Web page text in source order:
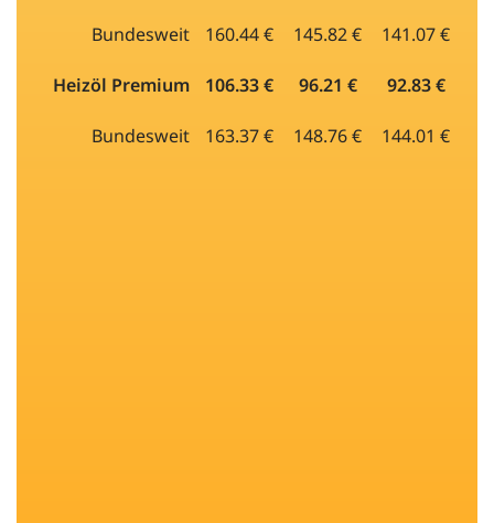
Bundesweit 160.44 € 145.82 € 141.07 €
Heizöl Premium 106.33 € 96.21 € 92.83 €
Bundesweit 163.37 € 148.76 € 144.01 €